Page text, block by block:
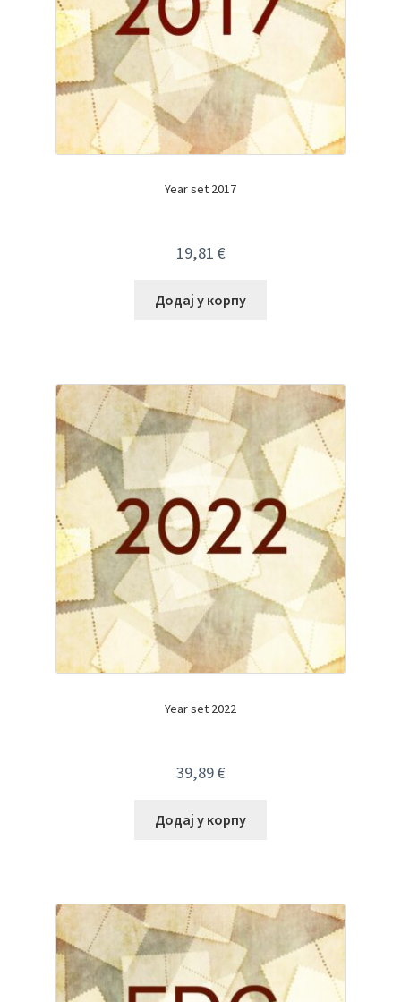
Year set 2017
19,81 €
Додај у корпу
Year set 2022
39,89€
Додај у корпу